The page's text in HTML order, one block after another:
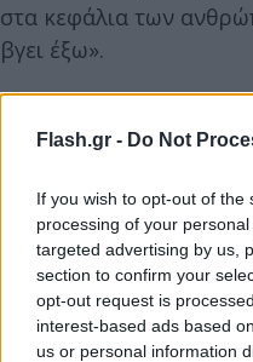
Flash.gr - Do Not
If you wish to opt-out of
processing of your
targeted advertising by us,
section to confirm your
opt-out request is
interest-based ads based
us or personal information
στα κεφάλια των
βγει έξω».